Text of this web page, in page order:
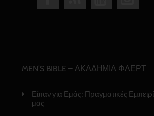
MEN’S BIBLE – ΑΚΑΔΗΜΙΑ ΦΛΕΡΤ
Είπαν για Εμάς: Πραγματικές
μας